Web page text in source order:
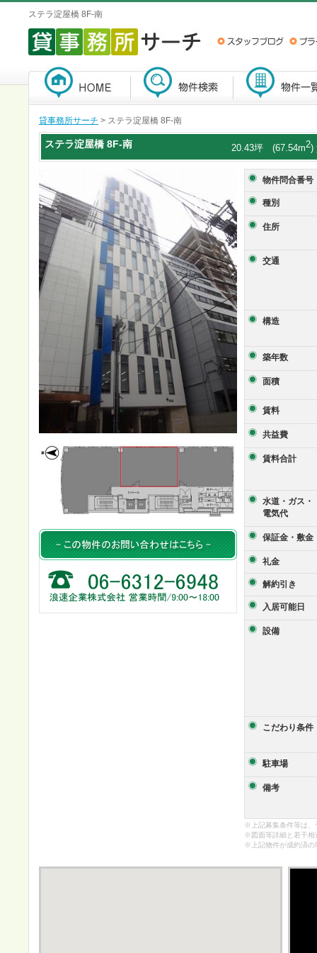
ステラ淀屋橋 8F-南
貸事務所サーチ > ステラ淀屋橋 8F-南
ステラ淀屋橋 8F-南 20.43坪 (67.54m2)
物件問合番号
種別
住所
交通
構造
築年数
面積
賃料
共益費
賃料合計
水道・ガス・
電気代
保証金・敷金
礼金
解約引き
入居可能日
設備
こだわり条件
駐車場
備考
※上記募集条件等は、
※図面等詳細と若干相
※上記物件が成約済の